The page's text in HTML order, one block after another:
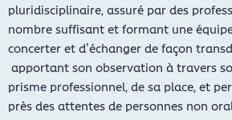
pluridisciplinaire, assuré par des
nombre suffisant et formant une
concerter et d’échanger de façon
apportant son observation à travers
prisme professionnel, de sa place, et
près des attentes de personnes non